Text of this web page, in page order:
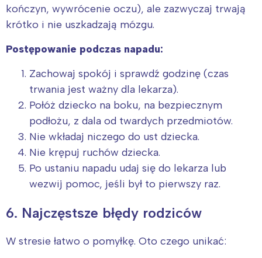
kończyn, wywrócenie oczu), ale zazwyczaj trwają
krótko i nie uszkadzają mózgu.
Postępowanie podczas napadu:
Zachowaj spokój i sprawdź godzinę (czas
trwania jest ważny dla lekarza).
Połóż dziecko na boku, na bezpiecznym
podłożu, z dala od twardych przedmiotów.
Nie wkładaj niczego do ust dziecka.
Nie krępuj ruchów dziecka.
Po ustaniu napadu udaj się do lekarza lub
wezwij pomoc, jeśli był to pierwszy raz.
6. Najczęstsze błędy rodziców
W stresie łatwo o pomyłkę. Oto czego unikać: